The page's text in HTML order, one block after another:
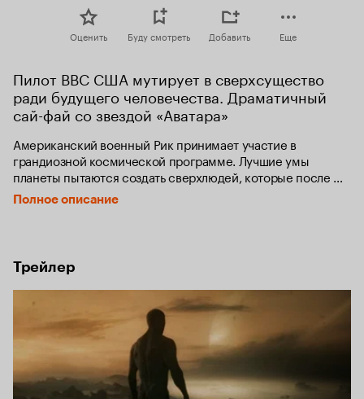
Оценить Буду смотреть Добавить Еще
Пилот ВВС США мутирует в сверхсущество
ради будущего человечества. Драматичный
сай-фай со звездой «Аватара»
Американский военный Рик принимает участие в
грандиозной космической программе. Лучшие умы
планеты пытаются создать сверхлюдей, которые после
гибели Земли обеспечат продолжение существования
человечества на планете Титан. Однако эксперимент над
Полное описание
Трейлер